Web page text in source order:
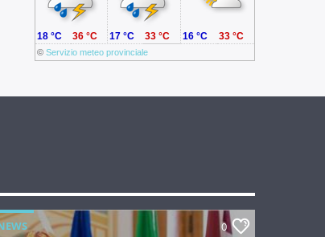
© Servizio meteo provinciale
18 °C 36 °C 17 °C 33 °C 16 °C 33 °C
0